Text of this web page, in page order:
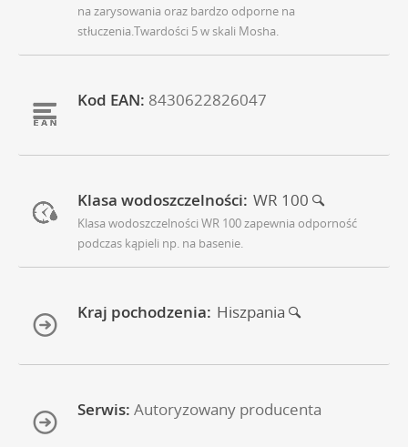
na zarysowania oraz bardzo odporne na
stłuczenia.Twardości 5 w skali Mosha.
Kod EAN: 8430622826047
Klasa wodoszczelności: WR 100
Klasa wodoszczelności WR 100 zapewnia odporność
podczas kąpieli np. na basenie.
Kraj pochodzenia: Hiszpania
Serwis: Autoryzowany producenta